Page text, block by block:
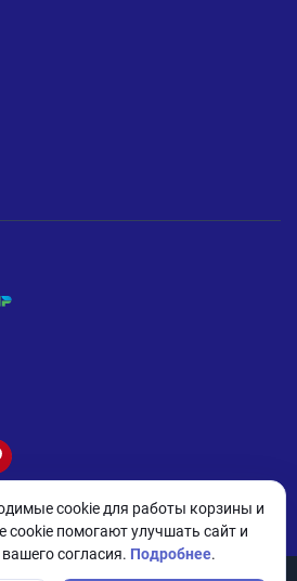
Mastercard
оплате UnionPay
по оплате Мир
cookie для работы корзины и
cookie помогают улучшать сайт и
согласия. Подробнее.